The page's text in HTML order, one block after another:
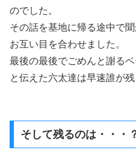
のでした。
その話を基地に帰る途中で
お互い目を合わせました。
最後の最後でごめんと謝る
と伝えた六太達は早速誰が
そして残るのは・・・